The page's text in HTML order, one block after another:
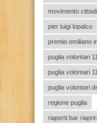
movimento
pier luigi lopalco
premio emiliano
puglia volontari
puglia volontari
puglia volontari
regione puglia
riaperti bar